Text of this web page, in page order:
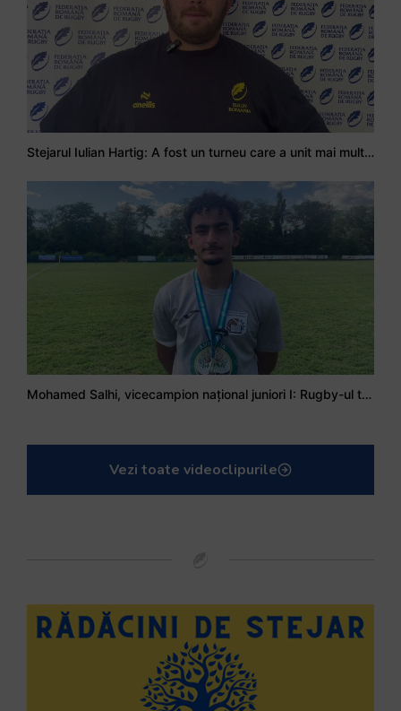
Stejarul Iulian Hartig: A fost un turneu care a unit mai mult echipa
Mohamed Salhi, vicecampion național juniori I: Rugby-ul te învață să accepți și înfrângerile
Vezi toate videoclipurile